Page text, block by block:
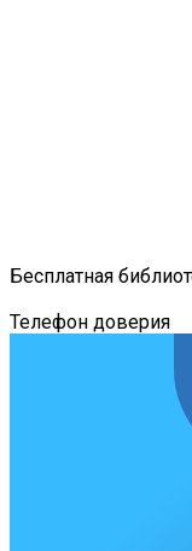
Бесплатная
Телефон доверия